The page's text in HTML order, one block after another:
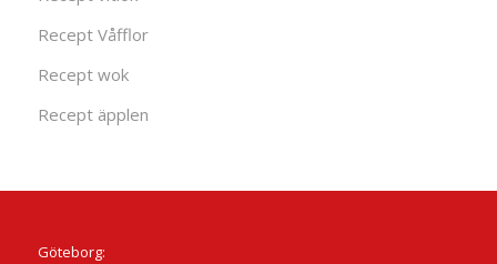
Recept Våfflor
Recept wok
Recept äpplen
Göteborg: